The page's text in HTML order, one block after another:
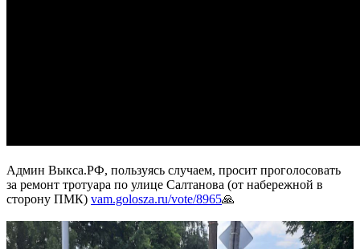
Админ Выкса.РФ, пользуясь случаем, просит проголосовать
за ремонт тротуара по улице Салтанова (от набережной в
сторону ПМК) vam.golosza.ru/vote/8965🙏